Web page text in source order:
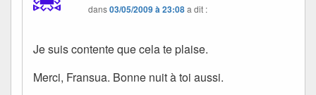
dans03/05/2009 à 23:08a dit :
Je suis contente que cela te plaise.
Merci, Fransua. Bonne nuit à toi aussi.